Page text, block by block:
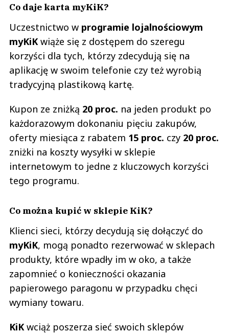
Co daje karta myKiK?
Uczestnictwo w programie lojalnościowym
myKiK wiąże się z dostępem do szeregu
korzyści dla tych, którzy zdecydują się na
aplikację w swoim telefonie czy też wyrobią
tradycyjną plastikową kartę.
Kupon ze zniżką 20 proc. na jeden produkt po
każdorazowym dokonaniu pięciu zakupów,
oferty miesiąca z rabatem 15 proc. czy 20 proc.
zniżki na koszty wysyłki w sklepie
internetowym to jedne z kluczowych korzyści
tego programu.
Co można kupić w sklepie KiK?
Klienci sieci, którzy decydują się dołączyć do
myKiK, mogą ponadto rezerwować w sklepach
produkty, które wpadły im w oko, a także
zapomnieć o konieczności okazania
papierowego paragonu w przypadku chęci
wymiany towaru.
KiK wciąż poszerza sieć swoich sklepów